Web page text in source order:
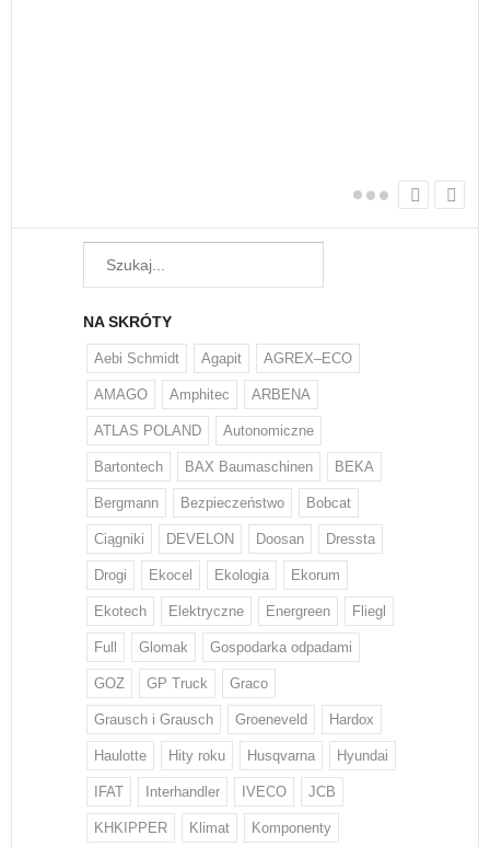
NA SKRÓTY
Aebi Schmidt Agapit AGREX–ECO
AMAGO Amphitec ARBENA
ATLAS POLAND Autonomiczne
Bartontech BAX Baumaschinen BEKA
Bergmann Bezpieczeństwo Bobcat
Ciągniki DEVELON Doosan Dressta
Drogi Ekocel Ekologia Ekorum
Ekotech Elektryczne Energreen Fliegl
Full Glomak Gospodarka odpadami
GOZ GP Truck Graco
Grausch i Grausch Groeneveld Hardox
Haulotte Hity roku Husqvarna Hyundai
IFAT Interhandler IVECO JCB
KHKIPPER Klimat Komponenty